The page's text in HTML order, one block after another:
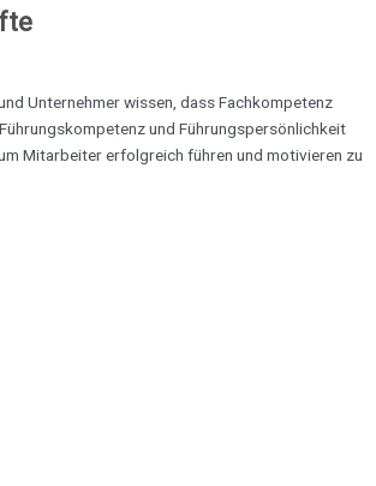
Unternehmer wissen, dass Fachkompetenz
und Führungspersönlichkeit
Mitarbeiter erfolgreich führen und motivieren zu